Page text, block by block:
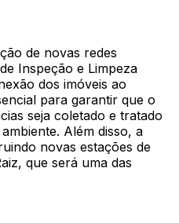
de novas redes
Inspeção e Limpeza
dos imóveis ao
para garantir que o
seja coletado e tratado
Além disso, a
novas estações de
que será uma das